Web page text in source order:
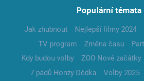
Populární témata
Jak zhubnout Nejlepší filmy 2024
TV program
Změna času
Kdy budou volby
ZOO Nové začátky
7 pádů Honzy Dědka
Volby 2025